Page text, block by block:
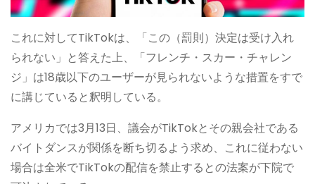
これに対してTikTokは、「この（罰則）決定は受け入れ
られない」と答えた上、「フレンチ・スカー・チャレン
ジ」は18歳以下のユーザーが見られないような措置をすで
に講じていると釈明している。
アメリカでは3月13日、議会がTikTokとその親会社である
バイトダンスが関係を断ち切るよう求め、これに従わない
場合は全米でTikTokの配信を禁止するとの法案が下院で